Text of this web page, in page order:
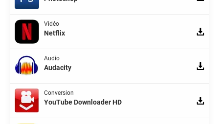
Vidéo
Netflix
Audio
Audacity
Conversion
YouTube Downloader HD